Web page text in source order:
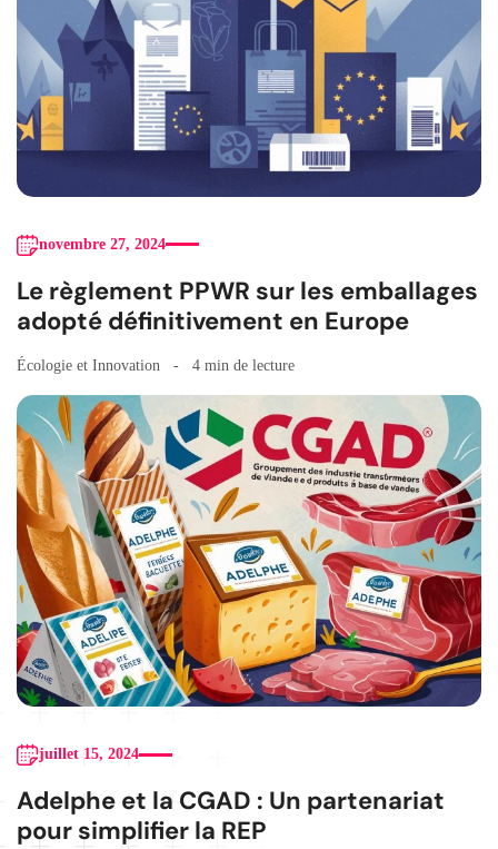
novembre 27, 2024
Le règlement PPWR sur les emballages
adopté définitivement en Europe
Écologie et Innovation 4 min de lecture
juillet 15, 2024
Adelphe et la CGAD : Un partenariat
pour simplifier la REP